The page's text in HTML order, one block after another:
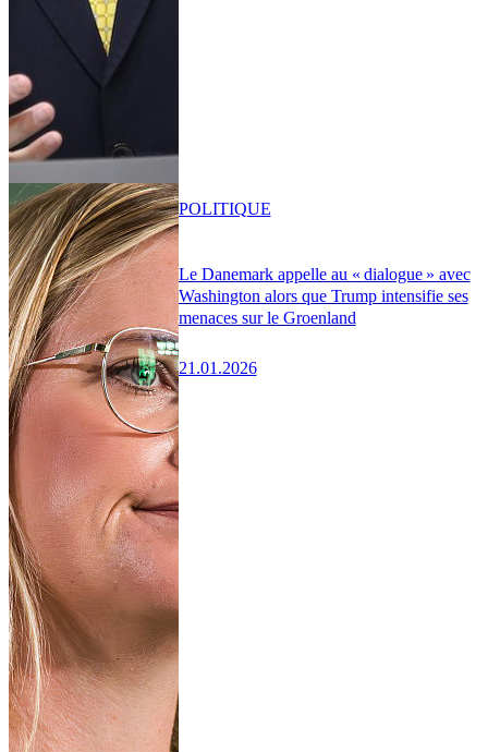
Le Danemark appelle au « dialogue » avec
Washington alors que Trump intensifie ses
menaces sur le Groenland
21.01.2026
POLITIQUE